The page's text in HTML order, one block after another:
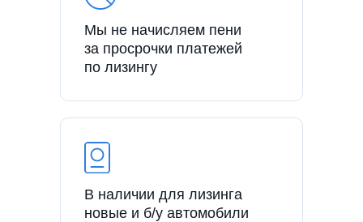
Мы не начисляем пени
за просрочки платежей
по лизингу
В наличии для лизинга
новые и б/у автомобили